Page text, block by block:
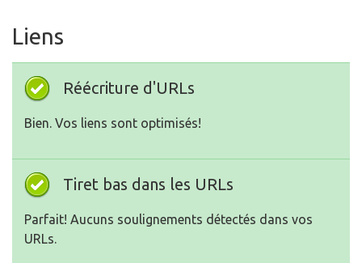
Liens
Réécriture d'URLs
Bien. Vos liens sont optimisés!
Tiret bas dans les URLs
Parfait! Aucuns soulignements détectés dans vos
URLs.